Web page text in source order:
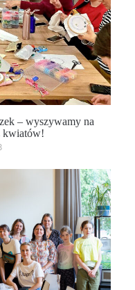
– wyszywamy na
kwiatów!